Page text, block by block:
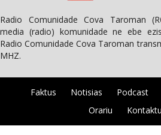
Radio Comunidade Cova Taroman
media (radio) komunidade ne ebe
Radio Comunidade Cova Taroman
MHZ.
Faktus Notisias Podcast
Orariu